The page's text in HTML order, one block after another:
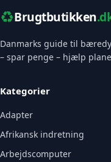
♻️Brugtbutikken
Danmarks guide til
– spar penge – hjælp
Kategorier
Adapter
Afrikansk indretning
Arbejdscomputer